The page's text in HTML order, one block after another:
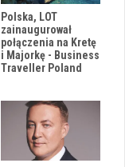
Polska, LOT
zainaugurował
połączenia na Kretę
i Majorkę - Business
Traveller Poland